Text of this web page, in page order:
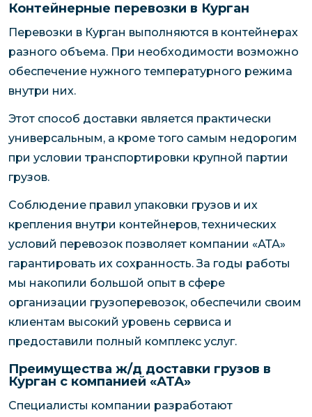
Контейнерные перевозки в Курган
Перевозки в Курган выполняются в контейнерах
разного объема. При необходимости возможно
обеспечение нужного температурного режима
внутри них.
Этот способ доставки является практически
универсальным, а кроме того самым недорогим
при условии транспортировки крупной партии
грузов.
Соблюдение правил упаковки грузов и их
крепления внутри контейнеров, технических
условий перевозок позволяет компании «АТА»
гарантировать их сохранность. За годы работы
мы накопили большой опыт в сфере
организации грузоперевозок, обеспечили своим
клиентам высокий уровень сервиса и
предоставили полный комплекс услуг.
Преимущества ж/д доставки грузов в
Курган с компанией «АТА»
Специалисты компании разработают